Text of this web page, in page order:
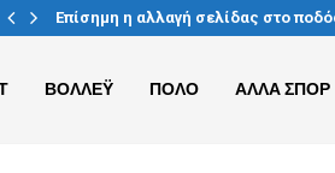
Επίσημη η αλλαγή σελίδας στο
ΒΟΛΛΕΫ ΠΟΛΟ ΑΛΛΑ ΣΠΟΡ